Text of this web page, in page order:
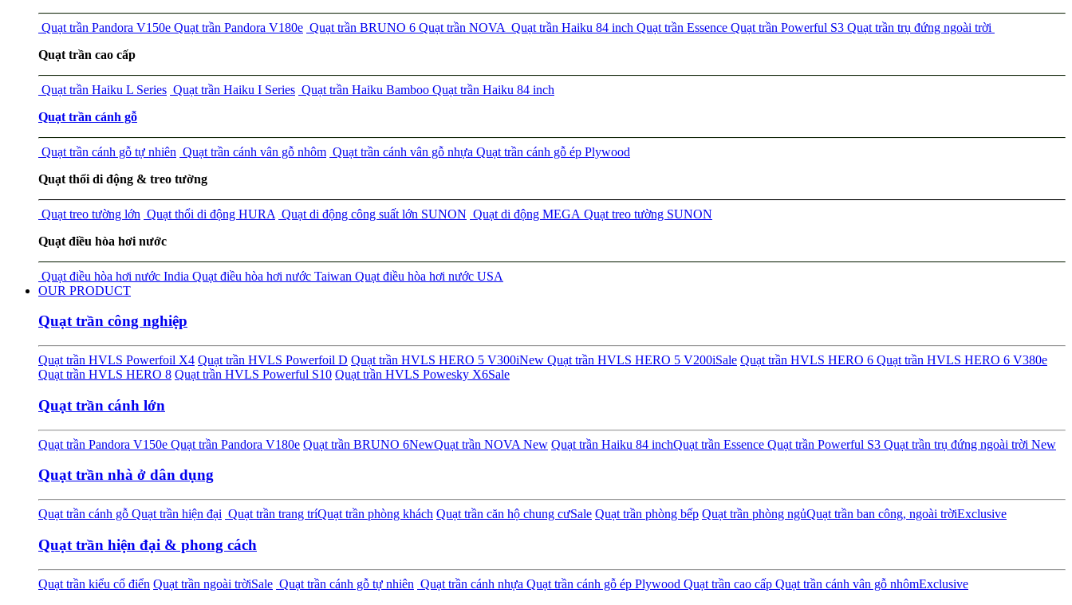
Quạt trần Pandora V150e Quạt trần Pandora V180e Quạt trần BRUNO 6 Quạt trần NOVA Quạt trần Haiku 84 inch Quạt trần Essence Quạt trần Powerful S3 Quạt trần trụ đứng ngoài trời
Quạt trần cao cấp
Quạt trần Haiku L Series Quạt trần Haiku I Series Quạt trần Haiku Bamboo Quạt trần Haiku 84 inch
Quạt trần cánh gỗ
Quạt trần cánh gỗ tự nhiên Quạt trần cánh vân gỗ nhôm Quạt trần cánh vân gỗ nhựa Quạt trần cánh gỗ ép Plywood
Quạt thổi di động & treo tường
Quạt treo tường lớn Quạt thổi di động HURA Quạt di động công suất lớn SUNON Quạt di động MEGA Quạt treo tường SUNON
Quạt điều hòa hơi nước
Quạt điều hòa hơi nước India Quạt điều hòa hơi nước Taiwan Quạt điều hòa hơi nước USA
OUR PRODUCT
Quạt trần công nghiệp
Quạt trần HVLS Powerfoil X4 Quạt trần HVLS Powerfoil D Quạt trần HVLS HERO 5 V300iNew Quạt trần HVLS HERO 5 V200iSale Quạt trần HVLS HERO 6 Quạt trần HVLS HERO 6 V380e
Quạt trần HVLS HERO 8 Quạt trần HVLS Powerful S10 Quạt trần HVLS Powesky X6Sale
Quạt trần cánh lớn
Quạt trần Pandora V150e Quạt trần Pandora V180e Quạt trần BRUNO 6NewQuạt trần NOVA New Quạt trần Haiku 84 inchQuạt trần Essence Quạt trần Powerful S3 Quạt trần trụ đứng ngoài trời New
Quạt trần nhà ở dân dụng
Quạt trần cánh gỗ Quạt trần hiện đại Quạt trần trang tríQuạt trần phòng khách Quạt trần căn hộ chung cưSale Quạt trần phòng bếp Quạt trần phòng ngủQuạt trần ban công, ngoài trờiExclusive
Quạt trần hiện đại & phong cách
Quạt trần kiểu cổ điển Quạt trần ngoài trờiSale Quạt trần cánh gỗ tự nhiên Quạt trần cánh nhựa Quạt trần cánh gỗ ép Plywood Quạt trần cao cấp Quạt trần cánh vân gỗ nhômExclusive